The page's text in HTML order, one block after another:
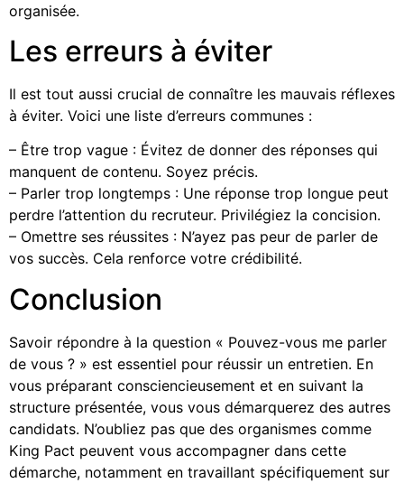
organisée.
Les erreurs à éviter
Il est tout aussi crucial de connaître les mauvais réflexes
à éviter. Voici une liste d’erreurs communes :
– Être trop vague : Évitez de donner des réponses qui
manquent de contenu. Soyez précis.
– Parler trop longtemps : Une réponse trop longue peut
perdre l’attention du recruteur. Privilégiez la concision.
– Omettre ses réussites : N’ayez pas peur de parler de
vos succès. Cela renforce votre crédibilité.
Conclusion
Savoir répondre à la question « Pouvez-vous me parler
de vous ? » est essentiel pour réussir un entretien. En
vous préparant consciencieusement et en suivant la
structure présentée, vous vous démarquerez des autres
candidats. N’oubliez pas que des organismes comme
King Pact peuvent vous accompagner dans cette
démarche, notamment en travaillant spécifiquement sur